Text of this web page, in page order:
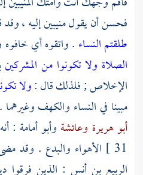
فحسن أن يقول منيبين إليه ، وقد
طلقتم النساء . واتقوه أي خافوه
الصلاة ولا تكونوا من المشركين
الإخلاص ; فلذلك قال :ولا
مبينا في النساء والكهف وغيرهما .
أبو هريرة وعائشة وأبو أمامة :
31 ] الأهواء والبدع . وقد
الربيع بن أنس : الذين فرقوا